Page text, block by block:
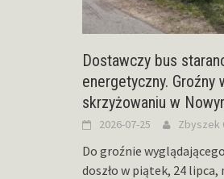
Dostawczy bus
energetyczny. Groźny
skrzyżowaniu w
2026-07-25 Zbyszek
Do groźnie
doszło w piątek, 24